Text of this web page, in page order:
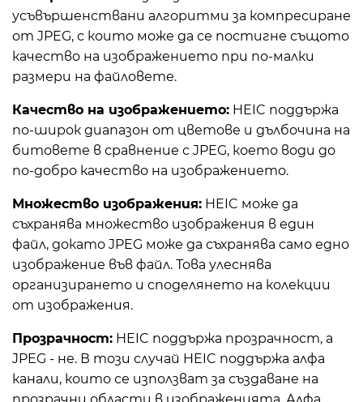
усъвършенствани алгоритми за компресиране
от JPEG, с които може да се постигне същото
качество на изображението при по-малки
размери на файловете.
Качество на изображението: HEIC поддържа
по-широк диапазон от цветове и дълбочина на
битовете в сравнение с JPEG, което води до
по-добро качество на изображението.
Множество изображения: HEIC може да
съхранява множество изображения в един
файл, докато JPEG може да съхранява само едно
изображение във файл. Това улеснява
организирането и споделянето на колекции
от изображения.
Прозрачност: HEIC поддържа прозрачност, а
JPEG - не. В този случай HEIC поддържа алфа
канали, които се използват за създаване на